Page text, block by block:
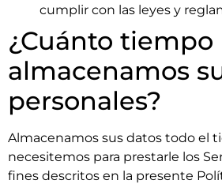
cumplir con las leyes y
¿Cuánto tiempo
almacenamos
personales?
Almacenamos sus datos todo el
necesitemos para prestarle los
fines descritos en la presente